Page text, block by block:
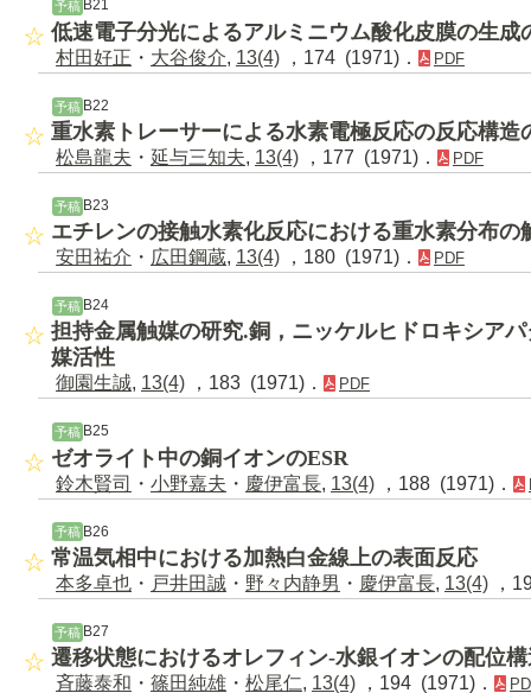
予稿 B21
低速電子分光によるアルミニウム酸化皮膜の生成
村田好正 ・ 大谷俊介, 13(4) ，174 (1971)． PDF
予稿B22
重水素トレーサーによる水素電極反応の反応構造
松島龍夫 ・ 延与三知夫, 13(4) ，177 (1971)． PDF
予稿B23
エチレンの接触水素化反応における重水素分布の
安田祐介 ・ 広田鋼蔵, 13(4) ，180 (1971)． PDF
予稿 B24
担持金属触媒の研究.銅，ニッケルヒドロキシア
媒活性
御園生誠, 13(4) ，183 (1971)． PDF
予稿 B25
ゼオライト中の銅イオンのESR
鈴木賢司 ・ 小野嘉夫 ・ 慶伊富長, 13(4) ，188 (1971)．
予稿 B26
常温気相中における加熱白金線上の表面反応
本多卓也 ・ 戸井田誠 ・ 野々内静男 ・ 慶伊富長, 13(4) ，
予稿B27
遷移状態におけるオレフィン-水銀イオンの配位
斉藤泰和 ・ 篠田純雄 ・ 松尾仁, 13(4) ，194 (1971)．